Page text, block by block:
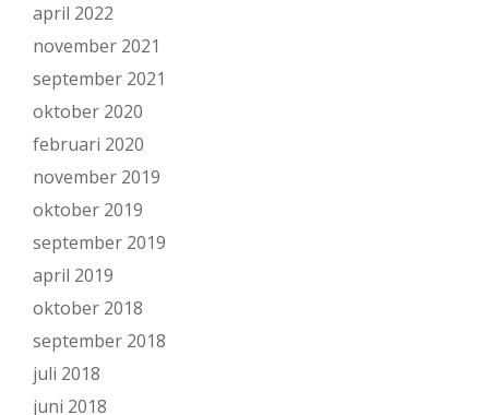
april 2022
november 2021
september 2021
oktober 2020
februari 2020
november 2019
oktober 2019
september 2019
april 2019
oktober 2018
september 2018
juli 2018
juni 2018